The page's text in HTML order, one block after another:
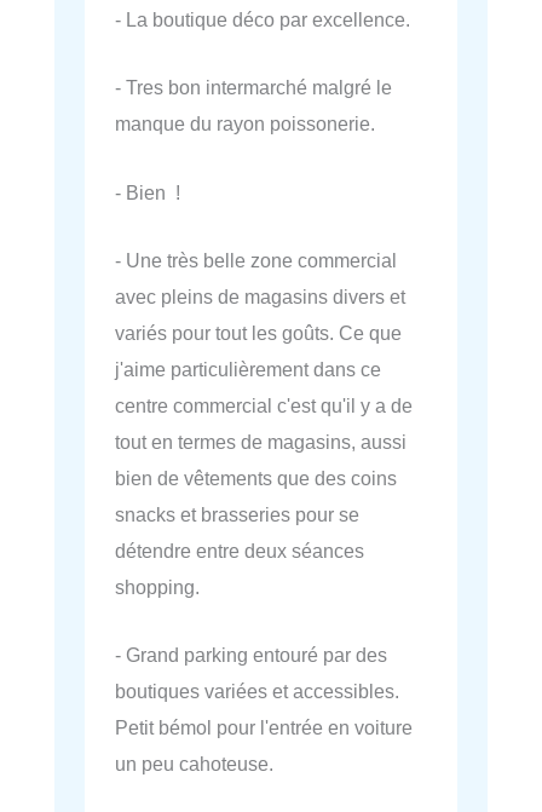
- La boutique déco par excellence.
- Tres bon intermarché malgré le
manque du rayon poissonerie.
- Bien !
- Une très belle zone commercial
avec pleins de magasins divers et
variés pour tout les goûts. Ce que
j'aime particulièrement dans ce
centre commercial c'est qu'il y a de
tout en termes de magasins, aussi
bien de vêtements que des coins
snacks et brasseries pour se
détendre entre deux séances
shopping.
- Grand parking entouré par des
boutiques variées et accessibles.
Petit bémol pour l'entrée en voiture
un peu cahoteuse.